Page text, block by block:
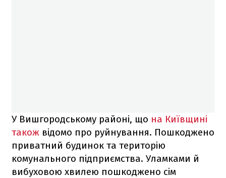
У Вишгородському районі, що на Київщині
також відомо про руйнування. Пошкоджено
приватний будинок та територію
комунального підприємства. Уламками й
вибуховою хвилею пошкоджено сім